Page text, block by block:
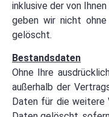
inklusive der von
geben wir nicht
gelöscht.
Bestandsdaten
Ohne Ihre
außerhalb der
Daten für die weitere